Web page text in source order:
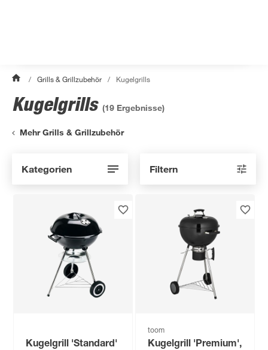
/ Grills & Grillzubehör / Kugelgrills
Kugelgrills (19 Ergebnisse)
Mehr Grills & Grillzubehör
Kategorien Filtern
Kugelgrill 'Standard'
toom
Kugelgrill 'Premium',